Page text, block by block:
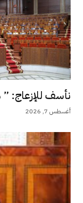
نأسف للإزعاج: ”
أغسطس 7, 2026